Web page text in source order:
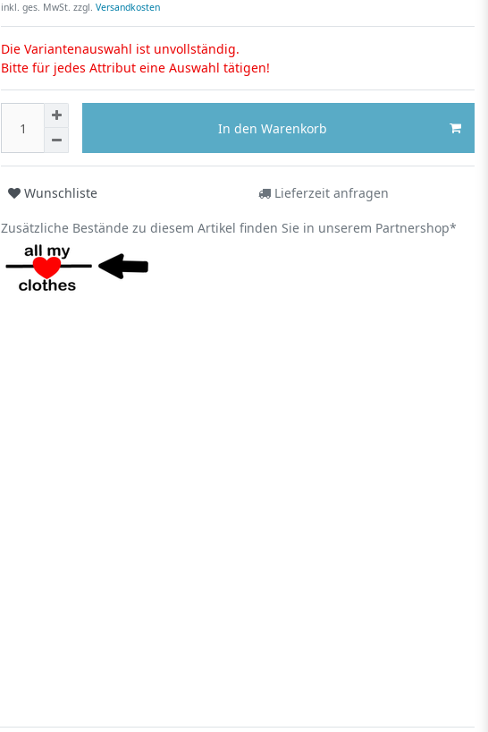
inkl. ges. MwSt. zzgl. Versandkosten
Die Variantenauswahl ist unvollständig.
Bitte für jedes Attribut eine Auswahl tätigen!
In den Warenkorb
Wunschliste Lieferzeit anfragen
Zusätzliche Bestände zu diesem Artikel finden Sie in unserem Partnershop*